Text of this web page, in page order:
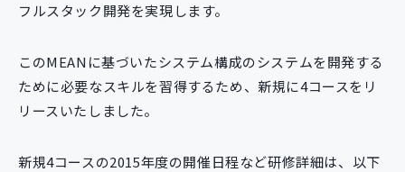
フルスタック開発を実現します。
このMEANに基づいたシステム構成のシステムを開発する
ために必要なスキルを習得するため、新規に4コースをリ
リースいたしました。
新規4コースの2015年度の開催日程など研修詳細は、以下